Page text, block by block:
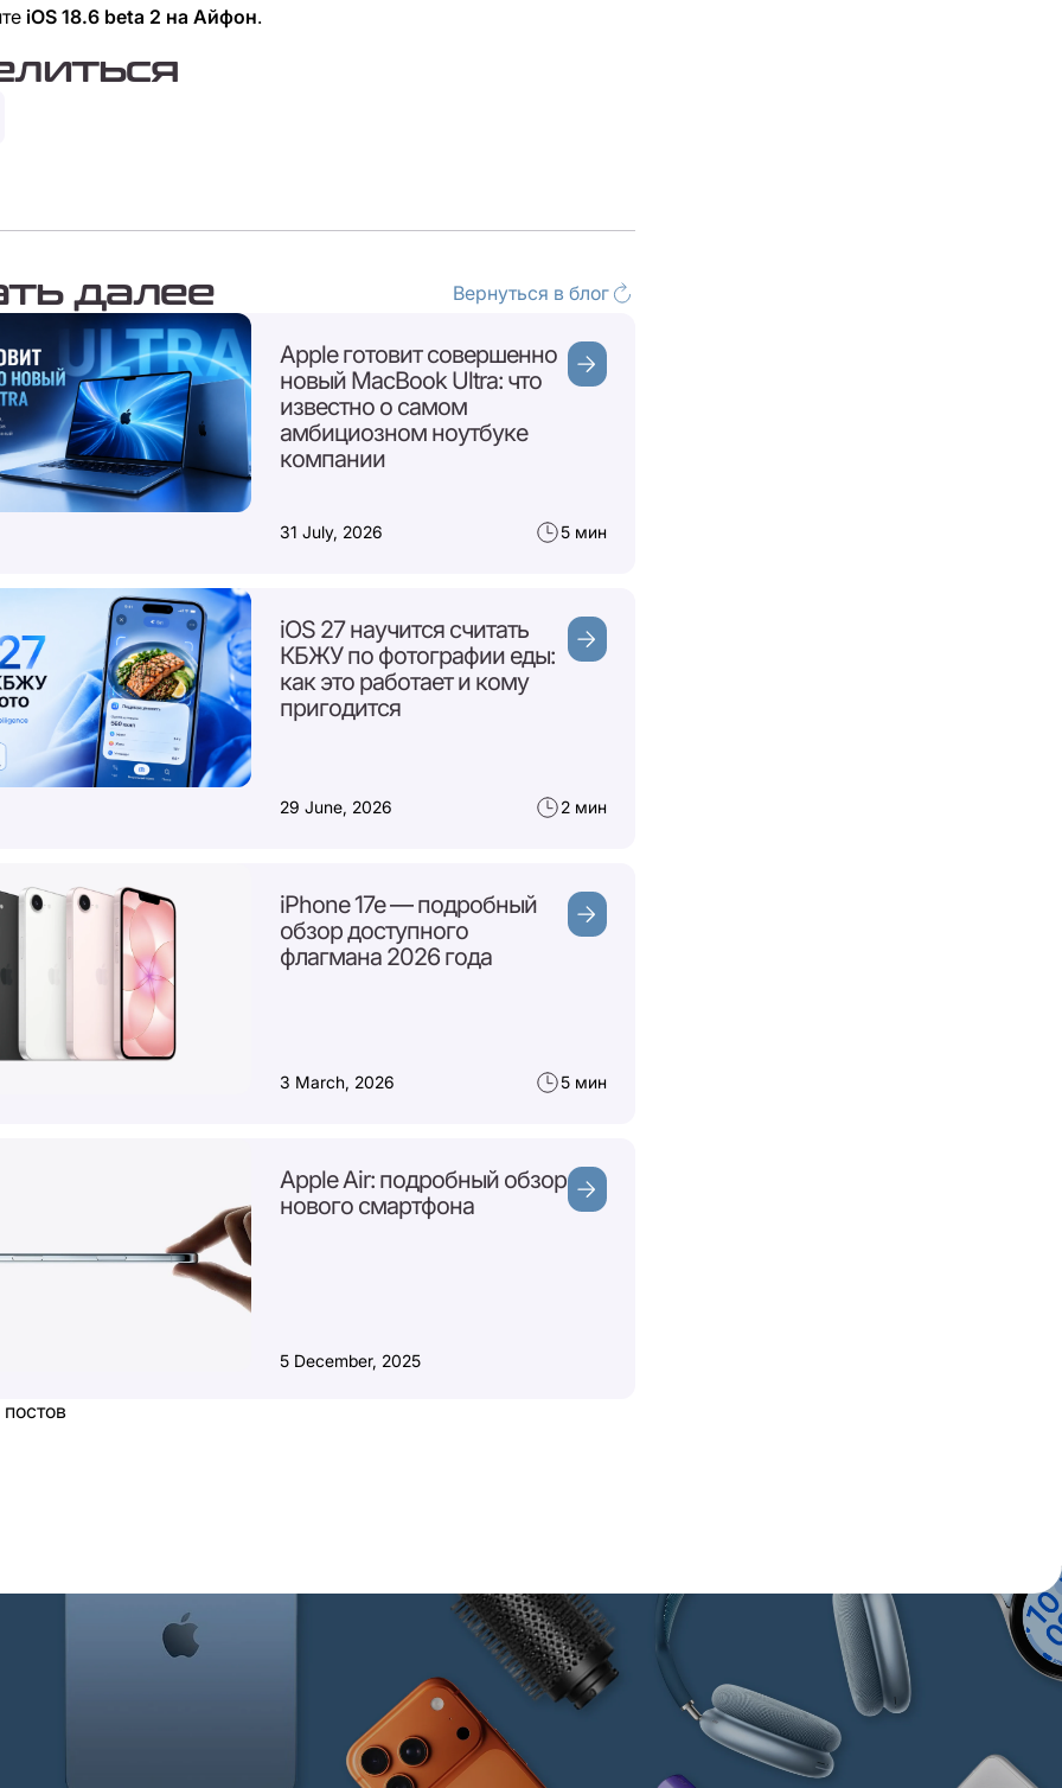
iOS 18.6 beta 2 на Айфон.
далее Вернуться в блог
Apple готовит совершенно
новый MacBook Ultra: что
известно о самом
амбициозном ноутбуке
компании
31 July, 2026 5 мин
iOS 27 научится считать
КБЖУ по фотографии еды:
как это работает и кому
пригодится
29 June, 2026 2 мин
iPhone 17e — подробный
обзор доступного
флагмана 2026 года
3 March, 2026 5 мин
Apple Air: подробный обзор
нового смартфона
5 December, 2025